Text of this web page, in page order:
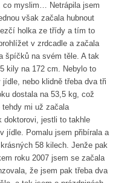
co myslim… Netrápila jsem
však začala hubnout
holka ze třídy a tím to
v zrdcadle a začala
špíčků na svém těle. A tak
kily na 172 cm. Nebylo to
nebo klidně třeba dva tři
dostala na 53,5 kg, což
mi už začala
doktorovi, jestli to takhle
jídle. Pomalu jsem přibírala a
58 kilech. Jenže pak
roku 2007 jsem se začala
že jsem pak třeba dva